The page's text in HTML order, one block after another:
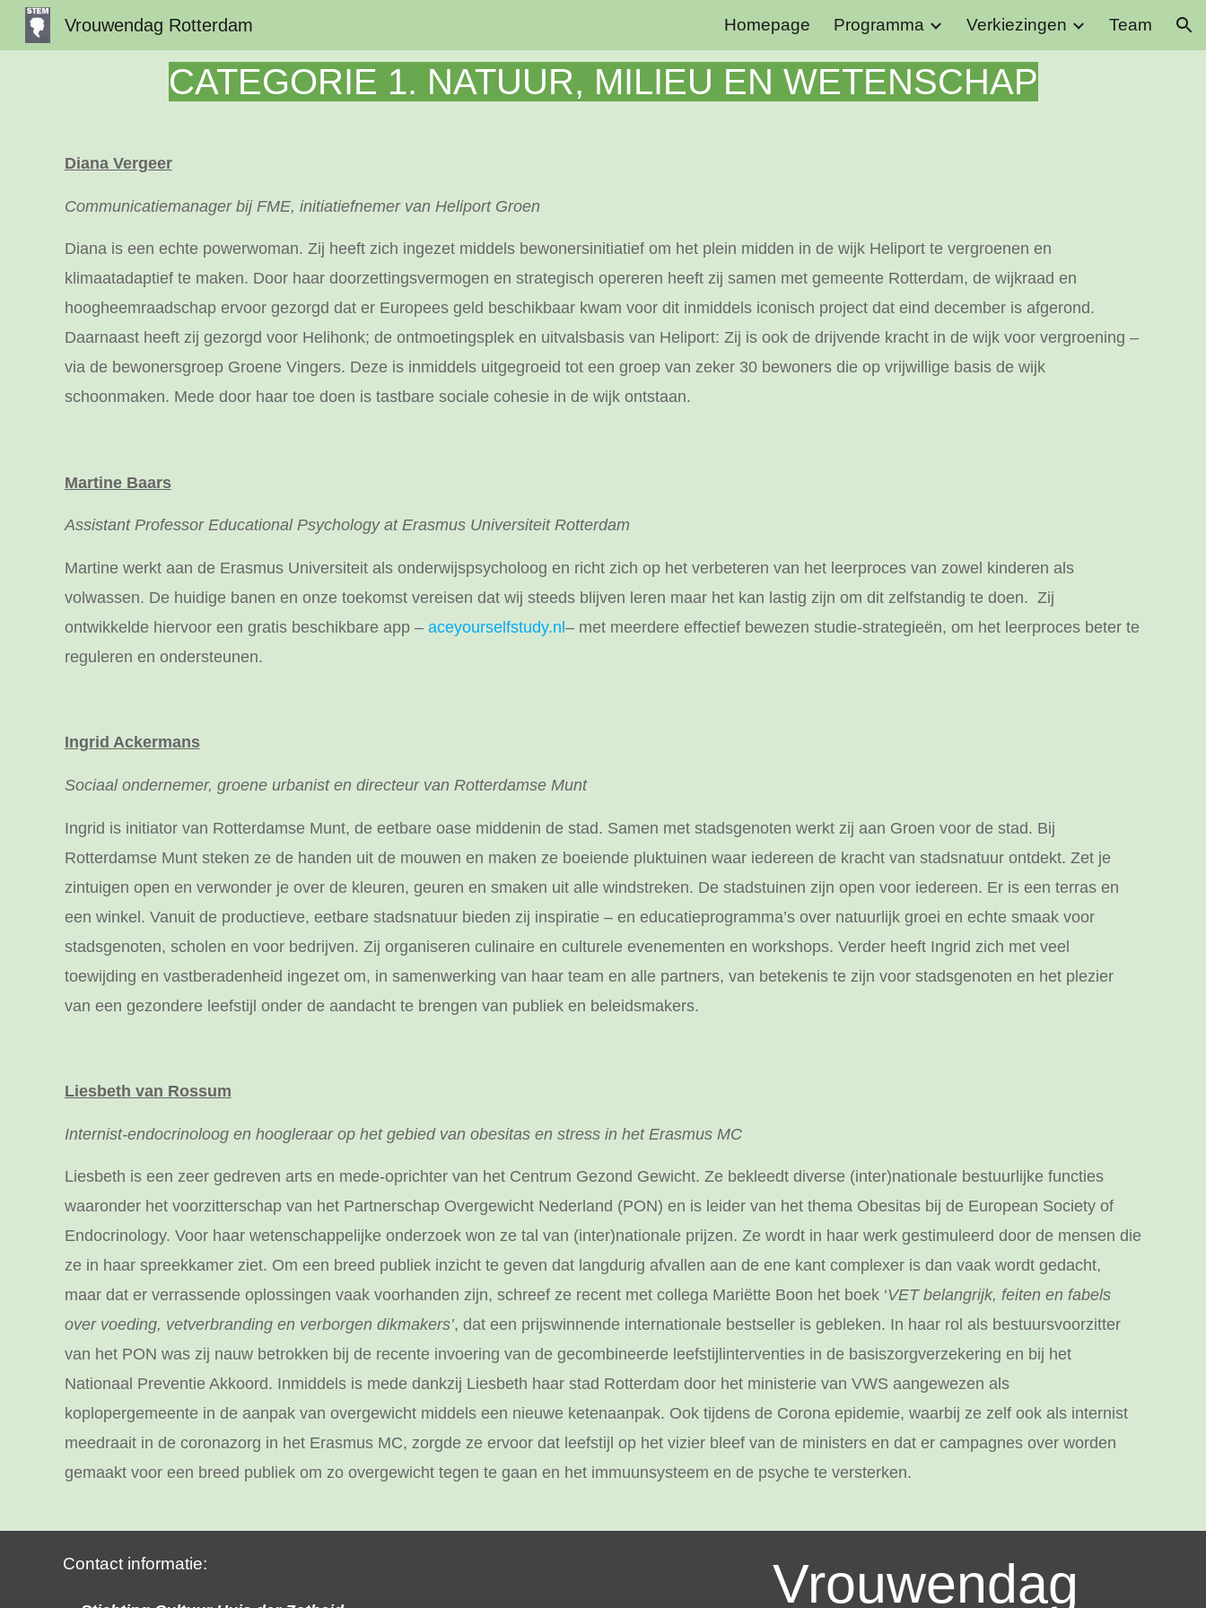
Skip to navigation
Vrouwendag Rotterdam Homepage Programma Verkiezingen Team
CATEGORIE 1. NATUUR, MILIEU EN WETENSCHAP
Diana Vergeer
Communicatiemanager bij FME, initiatiefnemer van Heliport Groen
Diana is een echte powerwoman. Zij heeft zich ingezet middels bewonersinitiatief om het plein midden in de wijk Heliport te vergroenen en
klimaatadaptief te maken. Door haar doorzettingsvermogen en strategisch opereren heeft zij samen met gemeente Rotterdam, de wijkraad en
hoogheemraadschap ervoor gezorgd dat er Europees geld beschikbaar kwam voor dit inmiddels iconisch project dat eind december is afgerond.
Daarnaast heeft zij gezorgd voor Helihonk; de ontmoetingsplek en uitvalsbasis van Heliport: Zij is ook de drijvende kracht in de wijk voor vergroening –
via de bewonersgroep Groene Vingers. Deze is inmiddels uitgegroeid tot een groep van zeker 30 bewoners die op vrijwillige basis de wijk
schoonmaken. Mede door haar toe doen is tastbare sociale cohesie in de wijk ontstaan.
Martine Baars
Assistant Professor Educational Psychology at Erasmus Universiteit Rotterdam
Martine werkt aan de Erasmus Universiteit als onderwijspsycholoog en richt zich op het verbeteren van het leerproces van zowel kinderen als
volwassen. De huidige banen en onze toekomst vereisen dat wij steeds blijven leren maar het kan lastig zijn om dit zelfstandig te doen. Zij
ontwikkelde hiervoor een gratis beschikbare app – aceyourselfstudy.nl– met meerdere effectief bewezen studie-strategieën, om het leerproces beter te
reguleren en ondersteunen.
Ingrid Ackermans
Sociaal ondernemer, groene urbanist en directeur van Rotterdamse Munt
Ingrid is initiator van Rotterdamse Munt, de eetbare oase middenin de stad. Samen met stadsgenoten werkt zij aan Groen voor de stad. Bij
Rotterdamse Munt steken ze de handen uit de mouwen en maken ze boeiende pluktuinen waar iedereen de kracht van stadsnatuur ontdekt. Zet je
zintuigen open en verwonder je over de kleuren, geuren en smaken uit alle windstreken. De stadstuinen zijn open voor iedereen. Er is een terras en
een winkel. Vanuit de productieve, eetbare stadsnatuur bieden zij inspiratie – en educatieprogramma’s over natuurlijk groei en echte smaak voor
stadsgenoten, scholen en voor bedrijven. Zij organiseren culinaire en culturele evenementen en workshops. Verder heeft Ingrid zich met veel
toewijding en vastberadenheid ingezet om, in samenwerking van haar team en alle partners, van betekenis te zijn voor stadsgenoten en het plezier
van een gezondere leefstijl onder de aandacht te brengen van publiek en beleidsmakers.
Liesbeth van Rossum
Internist-endocrinoloog en hoogleraar op het gebied van obesitas en stress in het Erasmus MC
Liesbeth is een zeer gedreven arts en mede-oprichter van het Centrum Gezond Gewicht. Ze bekleedt diverse (inter)nationale bestuurlijke functies
waaronder het voorzitterschap van het Partnerschap Overgewicht Nederland (PON) en is leider van het thema Obesitas bij de European Society of
Endocrinology. Voor haar wetenschappelijke onderzoek won ze tal van (inter)nationale prijzen. Ze wordt in haar werk gestimuleerd door de mensen die
ze in haar spreekkamer ziet. Om een breed publiek inzicht te geven dat langdurig afvallen aan de ene kant complexer is dan vaak wordt gedacht,
maar dat er verrassende oplossingen vaak voorhanden zijn, schreef ze recent met collega Mariëtte Boon het boek ‘VET belangrijk, feiten en fabels
over voeding, vetverbranding en verborgen dikmakers’, dat een prijswinnende internationale bestseller is gebleken. In haar rol als bestuursvoorzitter
van het PON was zij nauw betrokken bij de recente invoering van de gecombineerde leefstijlinterventies in de basiszorgverzekering en bij het
Nationaal Preventie Akkoord. Inmiddels is mede dankzij Liesbeth haar stad Rotterdam door het ministerie van VWS aangewezen als
koplopergemeente in de aanpak van overgewicht middels een nieuwe ketenaanpak. Ook tijdens de Corona epidemie, waarbij ze zelf ook als internist
meedraait in de coronazorg in het Erasmus MC, zorgde ze ervoor dat leefstijl op het vizier bleef van de ministers en dat er campagnes over worden
gemaakt voor een breed publiek om zo overgewicht tegen te gaan en het immuunsysteem en de psyche te versterken.
Contact informatie: Vrouwendag